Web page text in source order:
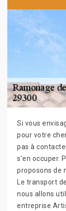
Si vous
pour votre
pas à
s’en occuper.
proposons de
Le transport
nous allons
entreprise